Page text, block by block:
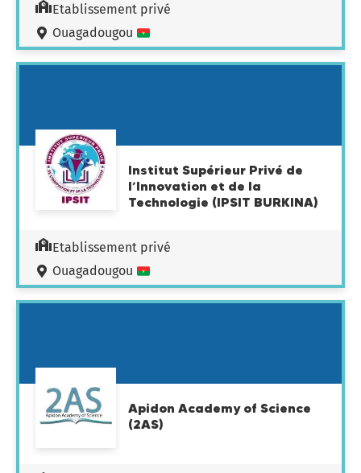
Etablissement privé
Ouagadougou
Institut Supérieur Privé de
l’Innovation et de la
Technologie (IPSIT BURKINA)
Etablissement privé
Ouagadougou
Apidon Academy of Science
(2AS)